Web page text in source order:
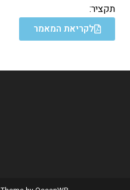
תקציר:
לקריאת המאמר